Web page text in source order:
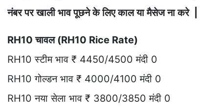
नंबर पर खाली भाव पूछने के लिए काल या मैसेज ना करे |
RH10 चावल (RH10 Rice Rate)
RH10 स्टीम भाव ₹ 4450/4500 मंदी 0
RH10 गोल्डन भाव ₹ 4000/4100 मंदी 0
RH10 नया सेला भाव ₹ 3800/3850 मंदी 0